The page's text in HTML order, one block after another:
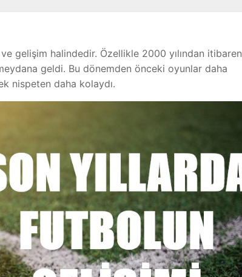
gelişim halindedir. Özellikle 2000 yılından itibaren
geldi. Bu dönemden önceki oyunlar daha
nispeten daha kolaydı.